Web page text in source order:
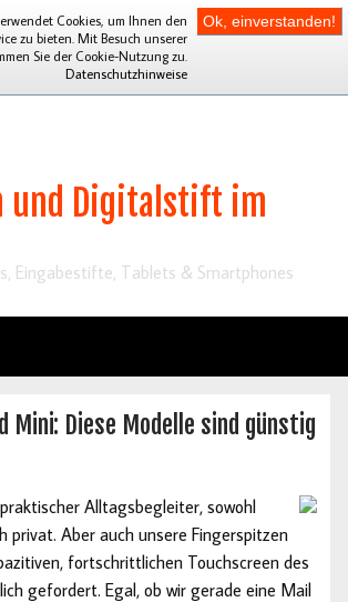
Cookies, um Ihnen den
zu bieten. Mit Besuch unserer
Sie der Cookie-Nutzung zu.
Datenschutzhinweise
Ok, einverstanden!
und Digitalstift im
Eingabestifte, Tablets & Smartphones
Diese Modelle sind günstig
Alltagsbegleiter, sowohl
privat. Aber auch unsere Fingerspitzen
fortschrittlichen Touchscreen des
gefordert. Egal, ob wir gerade eine Mail